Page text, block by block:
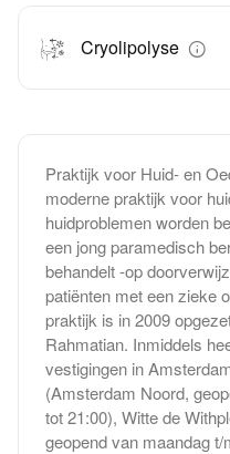
Cryolipolyse
Praktijk voor Huid- en
moderne praktijk voor
huidproblemen worden
een jong paramedisch
behandelt -op
patiënten met een zieke
praktijk is in 2009
Rahmatian. Inmiddels
vestigingen in
(Amsterdam Noord,
tot 21:00), Witte de
geopend van maandag